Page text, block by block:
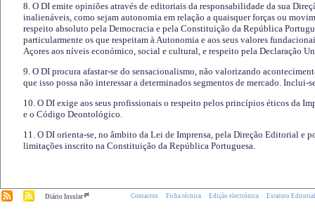
8. O DI emite opiniões através de editoriais da responsabilidade da sua
inalienáveis, como sejam autonomia em relação a quaisquer forças ou
respeito absoluto pela Democracia e pela Constituição da República
particularmente os que respeitam à Autonomia e aos seus valores
Açores aos níveis económico, social e cultural, e respeito pela Declaração
9. O DI procura afastar-se do sensacionalismo, não valorizando
que isso possa não interessar a determinados segmentos de mercado.
10. O DI exige aos seus profissionais o respeito pelos princípios éticos da
e o Código Deontológico.
11. O DI orienta-se, no âmbito da Lei de Imprensa, pela Direção Editorial e
limitações inscrito na Constituição da República Portuguesa.
Diário Insular.pt Contactos Ficha técnica Edição electrónica Estatuto Editorial